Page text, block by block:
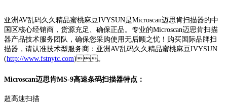
亚洲AV乱码久久精品蜜桃麻豆IVYSUN是Microscan迈思肯扫描器的中
国区核心经销商，货源充足、确保正品。专业的Microscan迈思肯扫描
器产品技术服务团队，确保您采购使用无后顾之忧！购买国际品牌扫
描器，请认准技术型服务商：亚洲AV乱码久久精品蜜桃麻豆IVYSUN
(http://www.fstnytc.com)。
Microscan迈思肯MS-9高速条码扫描器特点：
超高速扫描